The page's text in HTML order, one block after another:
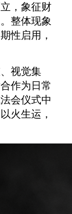
，象征财
整体现象
性启用，
视觉集
作为日常
会仪式中
火生运，